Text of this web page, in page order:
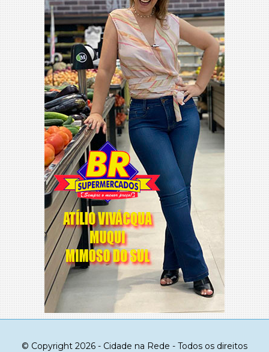
© Copyright 2026 - Cidade na Rede - Todos os direitos